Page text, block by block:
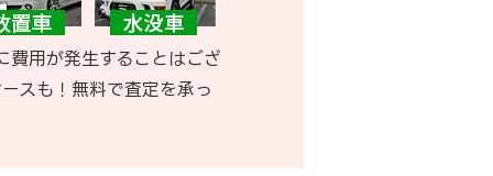
費用が発生することはござ
スも！無料で査定を承っ